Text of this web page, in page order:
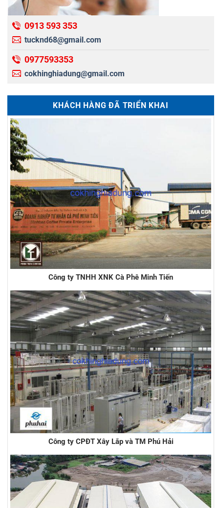
0913 593 353
tucknd68@gmail.com
0977593353
cokhinghiadung@gmail.com
KHÁCH HÀNG ĐÃ TRIỂN KHAI
Công ty TNHH XNK Cà Phê Minh Tiến
Công ty CPĐT Xây Lắp và TM Phú Hải